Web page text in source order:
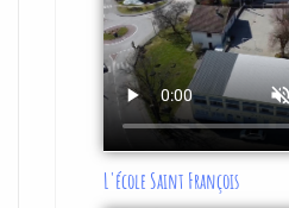
L'école Saint François